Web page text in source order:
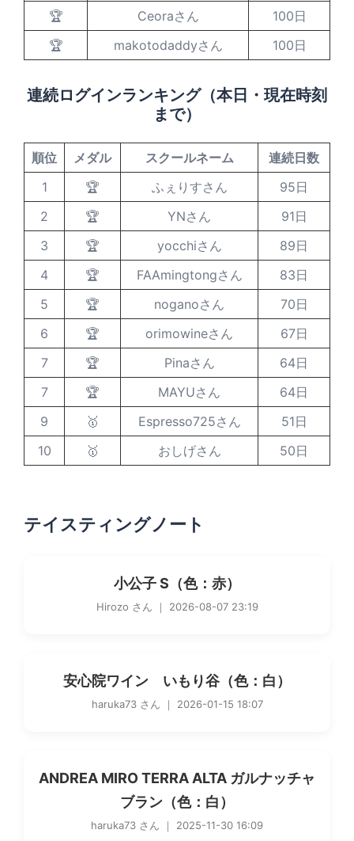
🏆
Ceoraさん
100日
🏆
makotodaddyさん 100日
連続ログインランキング（本日・現在時刻
まで）
順位 メダル スクールネーム
連続日数
1
🏆 ふぇりすさん
95日
2
🏆 YNさん
91日
3
🏆 yocchiさん
89日
4
🏆 FAAmingtongさん
83日
5
🏆 noganoさん
70日
6
🏆 orimowineさん
67日
7
🏆 Pinaさん
64日
7
🏆 MAYUさん
64日
9
🥇 Espresso725さん
51日
10
🥇 おしげさん 50日
テイスティングノート
小公子 S（色：赤）
Hirozo さん ｜ 2026-08-07 23:19
安心院ワイン いもり谷（色：白）
haruka73 さん ｜ 2026-01-15 18:07
ANDREA MIRO TERRA ALTA ガルナッチャ
ブラン（色：白）
haruka73 さん ｜ 2025-11-30 16:09